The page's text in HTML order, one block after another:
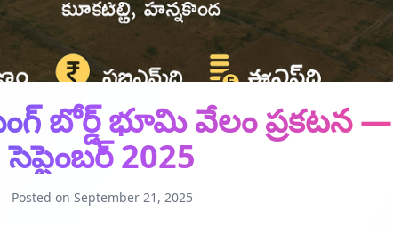
బోర్డ్ భూమి వేలం ప్రకటన —
సెప్టెంబర్ 2025
Posted on September 21, 2025